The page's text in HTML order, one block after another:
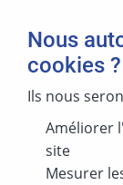
MARQUE
Nous
cookies ?
Ils nous
Améliorer
site
Mesurer